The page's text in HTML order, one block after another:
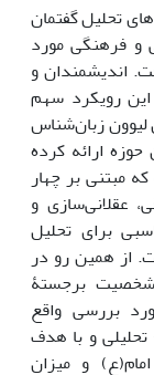
تحلیل گفتمان
و فرهنگی مورد
اندیشمندان و
این رویکرد سهم
لیوون زبان‌شناس
ارائه کرده
مبتنی بر چهار
عقلانی‌سازی و
برای تحلیل
از همین رو در
شخصیت برجستۀ
بررسی واقع
و با هدف
و میزان